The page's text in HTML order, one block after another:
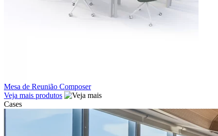
Mesa de Reunião Composer
Veja mais produtos
Cases